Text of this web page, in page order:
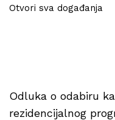
Otvori sva događanja
Odluka o odabiru
rezidencijalnog